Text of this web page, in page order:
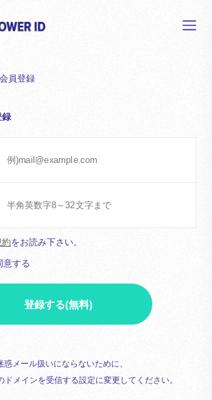
員登録
録
をお読み下さい。
意する
登録する(無料)
メール扱いにならないために、
ドメインを受信する設定に変更してください。